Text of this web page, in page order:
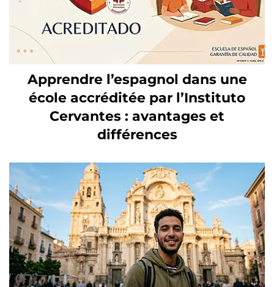
Apprendre l’espagnol dans une
école accréditée par l’Instituto
Cervantes : avantages et
différences